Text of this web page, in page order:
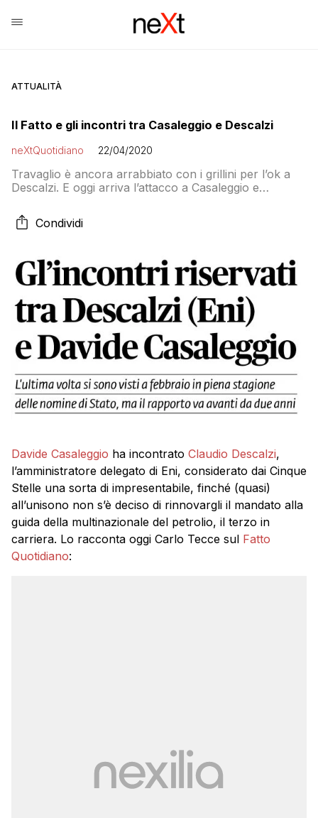
ATTUALITÀ
Il Fatto e gli incontri tra Casaleggio e Descalzi
neXtQuotidiano 22/04/2020
Travaglio è ancora arrabbiato con i grillini per l’ok a
Descalzi. E oggi arriva l’attacco a Casaleggio e
Condividi
Davide Casaleggio ha incontrato Claudio Descalzi,
l’amministratore delegato di Eni, considerato dai Cinque
Stelle una sorta di impresentabile, finché (quasi)
all’unisono non s’è deciso di rinnovargli il mandato alla
guida della multinazionale del petrolio, il terzo in
carriera. Lo racconta oggi Carlo Tecce sul Fatto
Quotidiano: